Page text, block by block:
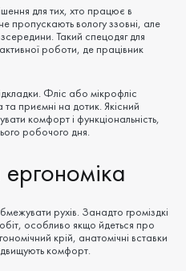
для тих, хто працює в
пропускають вологу ззовні, але
Такий спецодяг для
роботи, де працівник
Фліс або мікрофліс
приємні на дотик. Якісний
комфорт і функціональність,
робочого дня.
рухів. Занадто громіздкі
особливо якщо йдеться про
крій, анатомічні вставки
комфорт.